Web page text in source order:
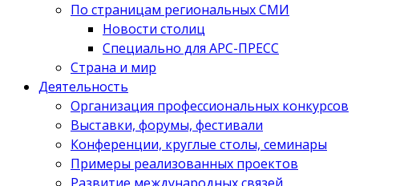
По страницам региональных СМИ
Новости столиц
Специально для АРС-ПРЕСС
Страна и мир
Деятельность
Организация профессиональных конкурсов
Выставки, форумы, фестивали
Конференции, круглые столы, семинары
Примеры реализованных проектов